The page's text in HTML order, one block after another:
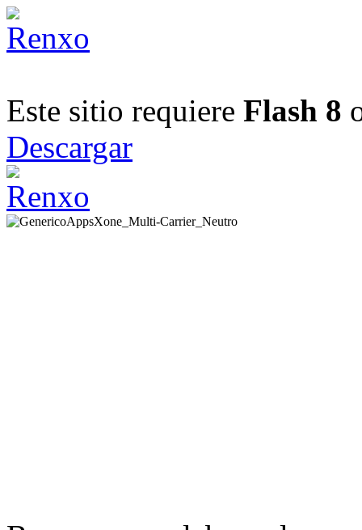
Este sitio requiere Flash 8
Descargar